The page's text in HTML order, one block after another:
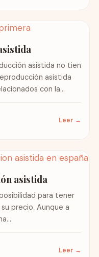
asistida no tien
asistida
con la
Leer →
asistida
para tener
precio. Aunque a
Leer →